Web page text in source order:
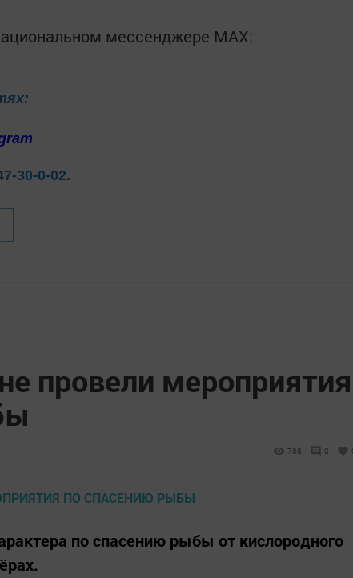
мессенджере MАХ:
30-0-02.
провели мероприятия
788 0
по спасению рыбы от кислородного